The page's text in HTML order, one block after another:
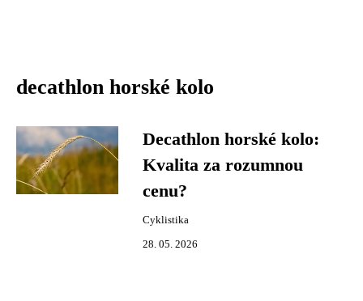
decathlon horské kolo
Decathlon horské kolo:
Kvalita za rozumnou
cenu?
Cyklistika
28. 05. 2026